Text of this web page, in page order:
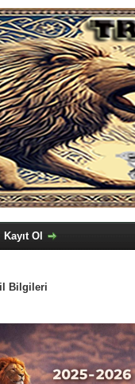
Kayıt Ol
Bilgileri